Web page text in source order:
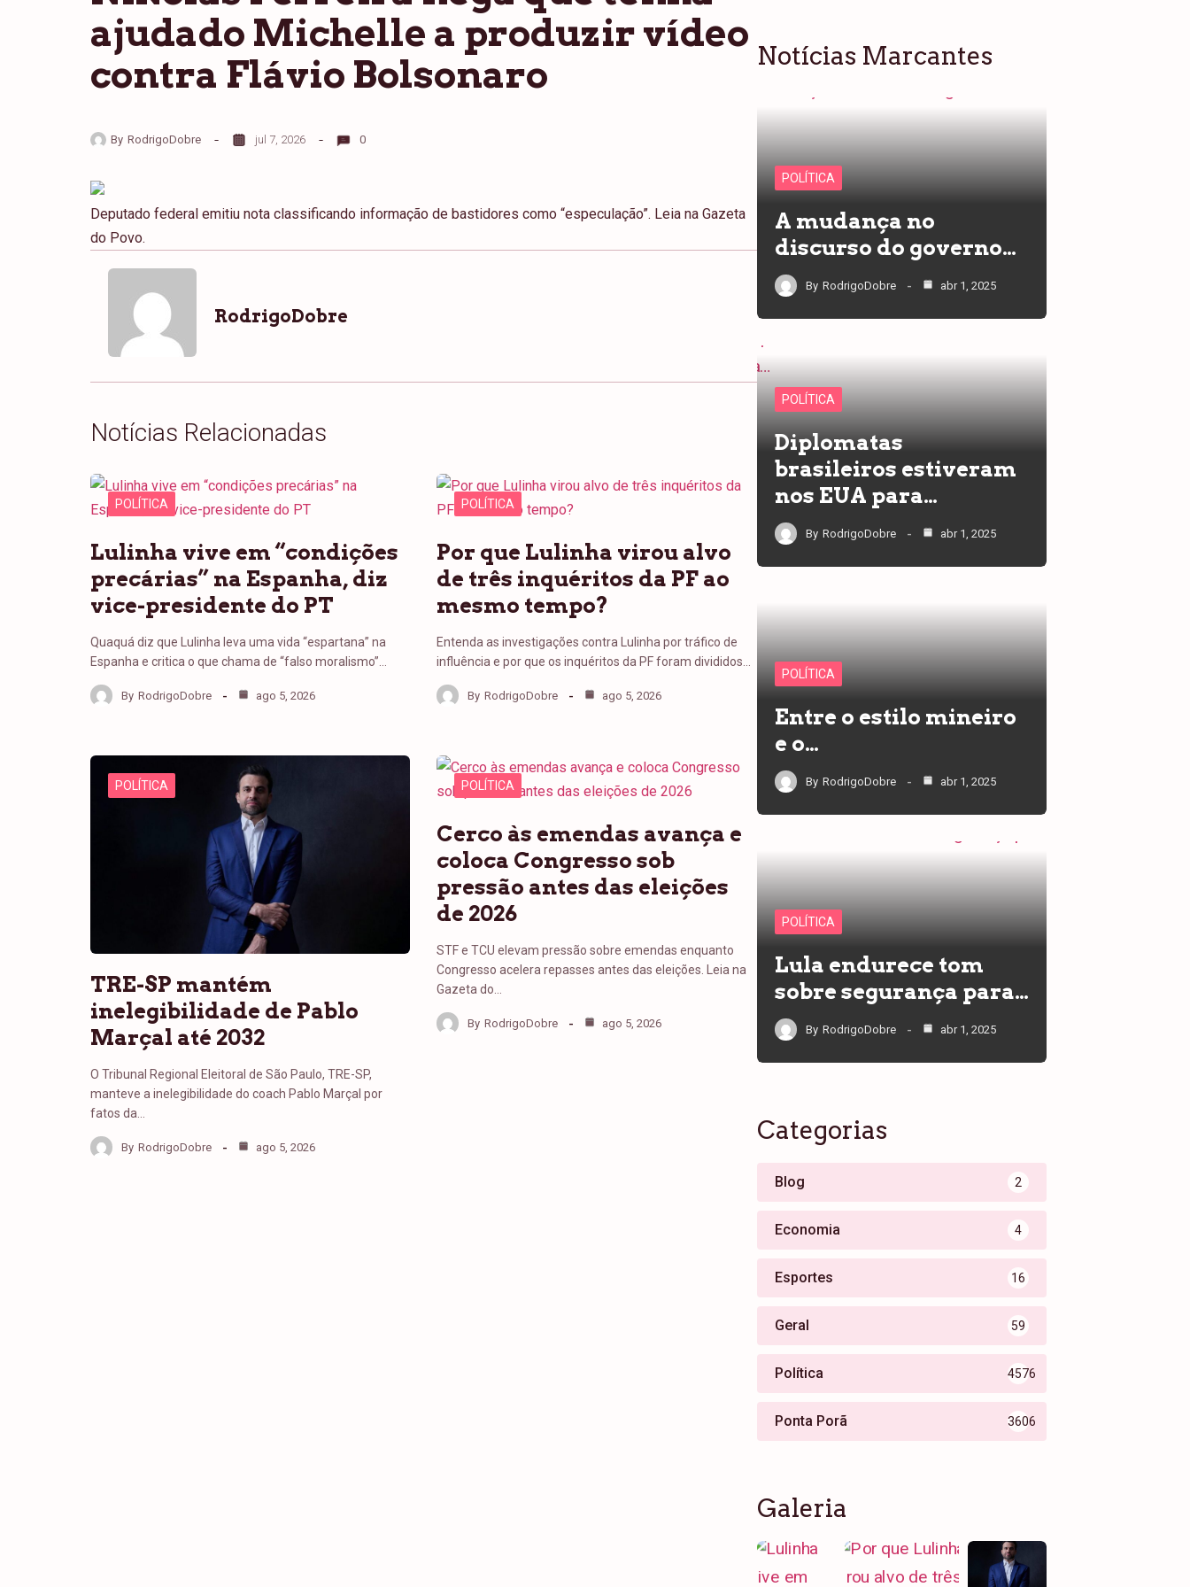
ajudado Michelle a produzir vídeo
contra Flávio Bolsonaro
By RodrigoDobre jul 7, 2026 0
Deputado federal emitiu nota classificando informação de bastidores como “especulação”. Leia na Gazeta
do Povo.
RodrigoDobre
Notícias Relacionadas
POLÍTICA
Lulinha vive em “condições
precárias” na Espanha, diz
vice-presidente do PT
Quaquá diz que Lulinha leva uma vida “espartana” na
Espanha e critica o que chama de “falso moralismo”…
By RodrigoDobre ago 5, 2026
POLÍTICA
Por que Lulinha virou alvo
de três inquéritos da PF ao
mesmo tempo?
Entenda as investigações contra Lulinha por tráfico de
influência e por que os inquéritos da PF foram divididos…
By RodrigoDobre ago 5, 2026
POLÍTICA
TRE-SP mantém
inelegibilidade de Pablo
Marçal até 2032
O Tribunal Regional Eleitoral de São Paulo, TRE-SP,
manteve a inelegibilidade do coach Pablo Marçal por
fatos da…
By RodrigoDobre ago 5, 2026
POLÍTICA
Cerco às emendas avança e
coloca Congresso sob
pressão antes das eleições
de 2026
STF e TCU elevam pressão sobre emendas enquanto
Congresso acelera repasses antes das eleições. Leia na
Gazeta do…
By RodrigoDobre ago 5, 2026
Notícias Marcantes
POLÍTICA
A mudança no
discurso do governo…
By RodrigoDobre abr 1, 2025
POLÍTICA
Diplomatas
brasileiros estiveram
nos EUA para…
By RodrigoDobre abr 1, 2025
POLÍTICA
Entre o estilo mineiro
e o…
By RodrigoDobre abr 1, 2025
POLÍTICA
Lula endurece tom
sobre segurança para…
By RodrigoDobre abr 1, 2025
Categorias
Blog 2
Economia 4
Esportes 16
Geral 59
Política 4576
Ponta Porã 3606
Galeria